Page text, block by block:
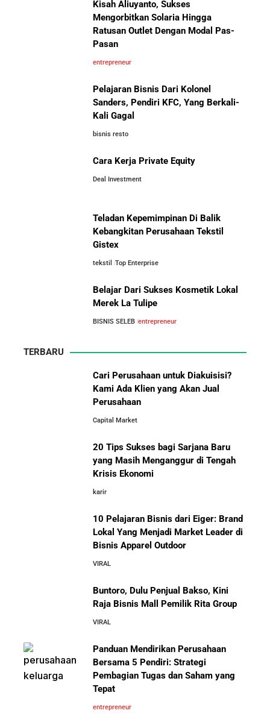
Bisnis-Bisnis dan Pendapatan
Achraf Hakimi, Bintang Sepak
Bola Asal Maroko yang
Menaklukkan Eropa
Perusahaan Indonesia Skala
Besar
Perbandingan Gaji Tahunan:
Jepang, Malaysia, dan Arab Saudi
Terbaik untuk Kulakan Barang
10 Fakta Unik Tentang On Cloud:
Sepatu yang Sedang Viral di Asia
Mengenal Onitsuka Tiger: 8 Fakta
Menarik di Balik Sepatu Ikonik
Asal Jepang
Jangan Mau Selamanya Jadi Karyawan! Saatnya
Menjadi Pengusaha dan Mengubah Hidup Anda
Panduan Lengkap Membangun Pasar Ekspor: Cara
5 Pengusaha Pribumi Tersukses Dalam Bisnis
Kisah Sukses Metrodata Electronics: Raja Bisnis TI
Kisah Wardah Group: Dari Usaha Rumahan Jadi
Pemimpin Industri Kecantikan Nasional
Membawa Chelsea FC Juara Dunia
Energi Indonesia yang Mendirikan Medco Group
Perjuangan, dan Keputusan Krusial yang Menentukan
Belajar dari Kopi Kenangan: Cara Membangun Resto
Cara Mendirikan Kafe Sukses Seperti Kopi Kenangan,
Fore Coffee, dan Tuku: Panduan Lengkap untuk Pemula
Rahasia Sukses Starbucks: Strategi Branding dan
Kacau
10 Kiat Aman Memulai Bisnis dari Nol: Panduan
Lengkap untuk Pemula
Kisah Aliuyanto, Sukses
Mengorbitkan Solaria Hingga
Ratusan Outlet Dengan Modal Pas-
Pasan
entrepreneur
Pelajaran Bisnis Dari Kolonel
Sanders, Pendiri KFC, Yang Berkali-
Kali Gagal
bisnis resto
Cara Kerja Private Equity
Deal Investment
Teladan Kepemimpinan Di Balik
Kebangkitan Perusahaan Tekstil
Gistex
tekstil Top Enterprise
Belajar Dari Sukses Kosmetik Lokal
Merek La Tulipe
BISNIS SELEB entrepreneur
TERBARU
Cari Perusahaan untuk Diakuisisi?
Kami Ada Klien yang Akan Jual
Perusahaan
Capital Market
20 Tips Sukses bagi Sarjana Baru
yang Masih Menganggur di Tengah
Krisis Ekonomi
karir
10 Pelajaran Bisnis dari Eiger: Brand
Lokal Yang Menjadi Market Leader di
Bisnis Apparel Outdoor
VIRAL
Buntoro, Dulu Penjual Bakso, Kini
Raja Bisnis Mall Pemilik Rita Group
VIRAL
Panduan Mendirikan Perusahaan
Bersama 5 Pendiri: Strategi
Pembagian Tugas dan Saham yang
Tepat
entrepreneur